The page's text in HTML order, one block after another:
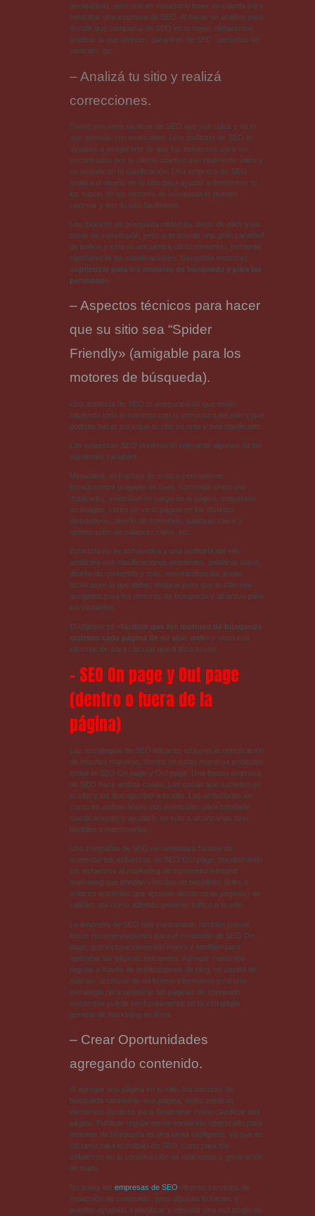
generados), pero que es necesario tener en cuenta para
contratar una empresa de SEO. Al hacer un análisis para
decidir qué compañía de SEO es la mejor, deberemos
analizar lo que ofrecen, garantías de SEO , períodos de
contrato, etc.
– Analizá tu sitio y realizá
correcciones.
Existe una serie tácticas de SEO que son útiles y otras
que además son esenciales. Una auditoría de SEO te
ayudará a asegurarte de que tus esfuerzos para ser
encontrados por tu cliente objetivo son realmente útiles y
no perjudican tu clasificación. Una empresa de SEO
analiza el diseño de tu sitio para ayudar a determinar si
los robots de los motores de búsqueda te pueden
rastrear y leer tu sitio fácilmente.
Los motores de búsqueda miden las tasas de clics y las
tasas de conversión, pero si te envían una gran cantidad
de tráfico y este no encuentra útil tu contenido, perderás
rápidamente las clasificaciones. Necesitás entonces
« optimizar para los motores de búsqueda ypara las
personas«.
– Aspectos técnicos para hacer
que su sitio sea “Spider
Friendly» (amigable para los
motores de búsqueda).
Una auditoría de SEO te asegurará de que estás
haciendo todo lo correcto con la estructura del sitio y que
podrías hacer para que tu sitio se note y sea clasificado.
Las empresas SEO consideran relevante algunas de las
siguientes variables:
Metadatos, estructura de enlace permanente,
breadcrumbs (migajas de pan), contenido único (no
duplicado), velocidad de carga de la página, etiquetado
de imagen, como se ve tu página en los distintos
dispositivos, diseño de contenido, palabras clave y
optimización de palabras clave, etc.
Esta lista no es exhaustiva y una auditoría del sitio
analizará sus clasificaciones existentes, palabras clave,
diseño de contenido y más, mostrándote las áreas
técnicasen la que debes mejorar para que tu sitio sea
acogedor para los motores de búsqueda y atractivo para
los visitantes.
El objetivo es «facilitar que los motores de búsqueda
rastreen cada página de su sitio web » y usen esa
información para calcular qué tráfico enviar.
– SEO On page y Out page
(dentro o fuera de la
página)
Las estrategias de SEO eficaces incluyen la optimización
de muchas maneras, dentro de éstas maneras podemos
incluir el SEO On page y Out page. Una buena empresa
de SEO hace ambas cosas. Las cosas que suceden en
tu sitio y las que apuntan
a tu sitio. Las actividades en
curso en ambas áreas son esenciales para brindarle
clasificaciones y ayudarlo no solo a alcanzarlas sino
también a mantenerlas.
Una compañía de SEO recomendará formas de
aumentar tus esfuerzos de SEO Out page, maximizando
tus esfuerzos al marketing de contenido/ inbound
marketing que brindan vínculos de backlinks (links o
enlaces entrantes que apuntan desde otras páginas) de
calidad, así como además generan tráfico a tu sitio.
La empresa de SEO que contrataste, también puede
hacer recomendaciones para el contenido de SEO On
page, que incluye contenido nuevo y también para
optimizar las páginas existentes. Agregar contenido
regular a través de publicaciones de blog, un centro de
noticias, archivos de su boletín informativo y / o una
estrategia para optimizar las páginas de contenido
existentes puede ser fundamental en tu estrategia
general de marketing en línea.
– Crear Oportunidades
agregando contenido.
Al agregar una página en tu sitio, los motores de
búsqueda rastrearán esa página, éstos medirán
elementos técnicos para determinar cómo clasificar esa
página. Publicar regularmente contenido optimizado para
motores de búsqueda es una tarea inteligente, ya que es
útil tanto para tu trabajo de SEO como para tus
esfuerzos en la construcción de relaciones y generación
de leads.
No todas las empresas de SEO ofrecen servicios de
redacción de contenido , pero algunas lo hacen, y
pueden ayudarlo a planificar y ejecutar una estrategia de